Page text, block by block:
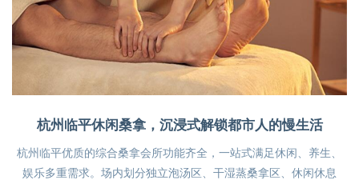
杭州临平休闲桑拿，沉浸式解锁都市人的慢生活
杭州临平优质的综合桑拿会所功能齐全，一站式满足休闲、养生、
娱乐多重需求。场内划分独立泡汤区、干湿蒸桑拿区、休闲休息